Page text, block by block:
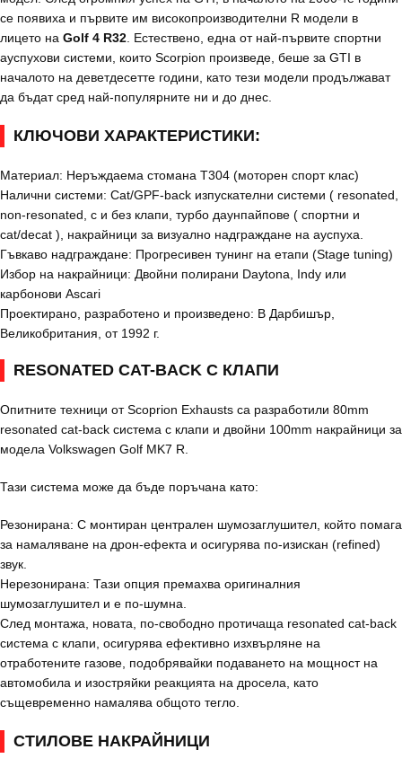
се появиха и първите им високопроизводителни R модели в
лицето на Golf 4 R32. Естествено, една от най-първите спортни
ауспухови системи, които Scorpion произведе, беше за GTI в
началото на деветдесетте години, като тези модели продължават
да бъдат сред най-популярните ни и до днес.
КЛЮЧОВИ ХАРАКТЕРИСТИКИ:
Материал: Неръждаема стомана T304 (моторен спорт клас)
Налични системи: Cat/GPF-back изпускателни системи ( resonated,
non-resonated, с и без клапи, турбо даунпайпове ( спортни и
cat/decat ), накрайници за визуално надграждане на ауспуха.
Гъвкаво надграждане: Прогресивен тунинг на етапи (Stage tuning)
Избор на накрайници: Двойни полирани Daytona, Indy или
карбонови Ascari
Проектирано, разработено и произведено: В Дарбишър,
Великобритания, от 1992 г.
RESONATED CAT-BACK С КЛАПИ
Опитните техници от Scoprion Exhausts са разработили 80mm
resonated cat-back система с клапи и двойни 100mm накрайници за
модела Volkswagen Golf MK7 R.
Тази система може да бъде поръчана като:
Резонирана: С монтиран централен шумозаглушител, който помага
за намаляване на дрон-ефекта и осигурява по-изискан (refined)
звук.
Нерезонирана: Тази опция премахва оригиналния
шумозаглушител и е по-шумна.
След монтажа, новата, по-свободно протичаща resonated cat-back
система с клапи, осигурява ефективно изхвърляне на
отработените газове, подобрявайки подаването на мощност на
автомобила и изостряйки реакцията на дросела, като
същевременно намалява общото тегло.
СТИЛОВЕ НАКРАЙНИЦИ